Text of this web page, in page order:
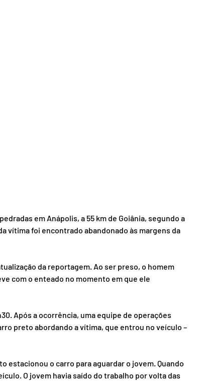
em Anápolis, a 55 km de Goiânia, segundo a
vítima foi encontrado abandonado às margens da
da reportagem. Ao ser preso, o homem
com o enteado no momento em que ele
Após a ocorrência, uma equipe de operações
preto abordando a vítima, que entrou no veículo –
estacionou o carro para aguardar o jovem. Quando
O jovem havia saído do trabalho por volta das